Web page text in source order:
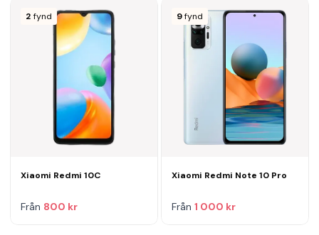
2 fynd
Xiaomi Redmi 10C
Från 800 kr
9 fynd
Xiaomi Redmi Note 10 Pro
Från 1 000 kr